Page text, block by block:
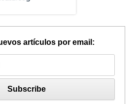
artículos por email: